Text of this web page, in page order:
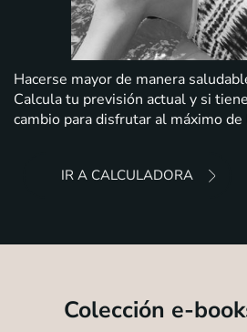
Hacerse mayor de manera
Calcula tu previsión actual y si
cambio para disfrutar al máximo de
IR A CALCULADORA
Colección e-